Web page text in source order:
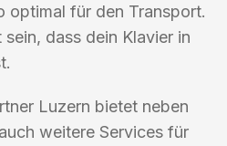
optimal für den Transport.
dass dein Klavier in
Luzern bietet neben
weitere Services für